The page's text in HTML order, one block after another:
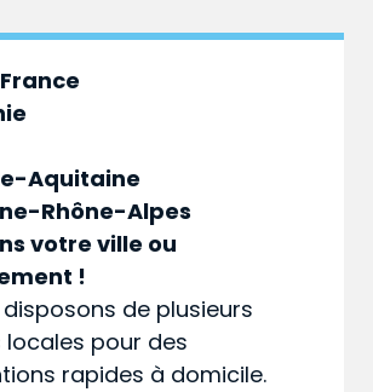
Aquitaine
Rhône-Alpes
votreville ou
!
disposons de plusieurs
locales pour des
rapides à domicile.